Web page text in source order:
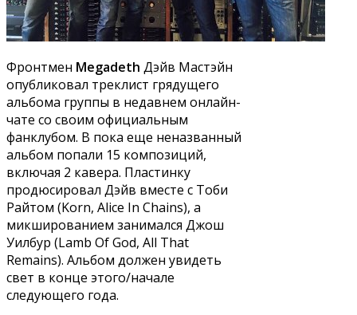
Фронтмен Megadeth Дэйв Мастэйн
опубликовал треклист грядущего
альбома группы в недавнем онлайн-
чате со своим официальным
фанклубом. В пока еще неназванный
альбом попали 15 композиций,
включая 2 кавера. Пластинку
продюсировал Дэйв вместе с Тоби
Райтом (Korn, Alice In Chains), а
микшированием занимался Джош
Уилбур (Lamb Of God, All That
Remains). Альбом должен увидеть
свет в конце этого/начале
следующего года.